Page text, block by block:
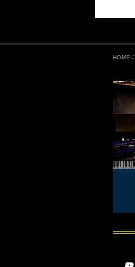
HOME /